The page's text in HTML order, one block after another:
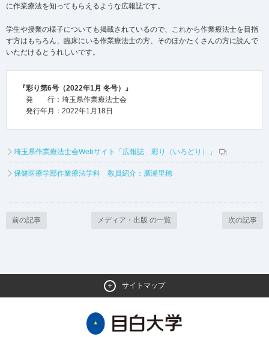
に作業療法を知ってもらえるような広報誌です。
学生や授業の様子についても掲載されているので、これから作業療法士を目指
す方はもちろん、臨床にいる作業療法士の方、そのほかたくさんの方に読んで
いただけるとうれしいです。
『彩り第6号（2022年1月 冬号）』
発 行：埼玉県作業療法士会
発行年月：2022年1月18日
埼玉県作業療法士会Webサイト「広報誌 彩り（いろどり）」
保健医療学部作業療法学科 教員紹介：廣瀬里穂
前の記事 メディア・出版 の一覧 次の記事
サイトマップ